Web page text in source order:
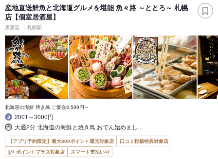
産地直送鮮魚と北海道グルメを堪能 魚々路 ～ととろ～ 札幌
店【個室居酒屋】
居酒屋 札幌駅
北海道の海鮮 焼き鳥 ご宴会3,500円～
2001～3000円
大通2分 北海道の海鮮と焼き鳥 おでん始めまし…
【アプリ予約限定】最大800ポイント還元対象店
口コミ投稿特典対象店
ポイントプラス対象店
スマート支払い可